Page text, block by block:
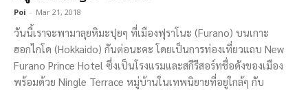
Poi - Mar 21, 2018
วันนี้เราจะพามาลุยหิมะปุยๆ ที่เมืองฟุราโนะ (Furano) บนเกาะ
ฮอกไกโด (Hokkaido) กันต่อนะคะ โดยเป็นการท่องเที่ยวแถบ New
Furano Prince Hotel ซึ่งเป็นโรงแรมและสกีรีสอร์ทชื่อดังของเมือง
พร้อมด้วย Ningle Terrace หมู่บ้านในเทพนิยายที่อยู่ใกล้ๆ กับ